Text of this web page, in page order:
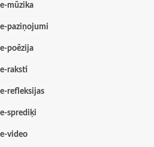
e-mūzika
e-paziņojumi
e-poēzija
e-raksti
e-refleksijas
e-sprediķi
e-video